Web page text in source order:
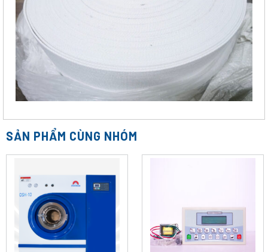
SẢN PHẨM CÙNG NHÓM